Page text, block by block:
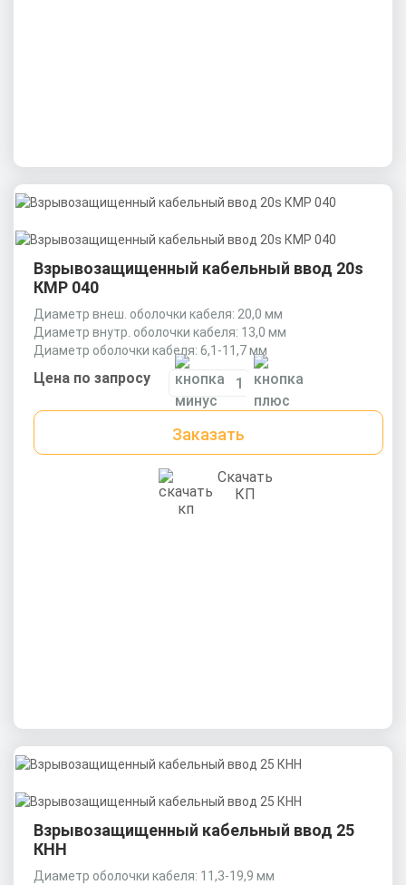
Взрывозащищенный кабельный ввод 20s
КМР 040
Диаметр внеш. оболочки кабеля: 20,0 мм
Диаметр внутр. оболочки кабеля: 13,0 мм
Диаметр оболочки кабеля: 6,1-11,7 мм
Цена по запросу
Заказать
Скачать
КП
Взрывозащищенный кабельный ввод 25
КНН
Диаметр оболочки кабеля: 11,3-19,9 мм